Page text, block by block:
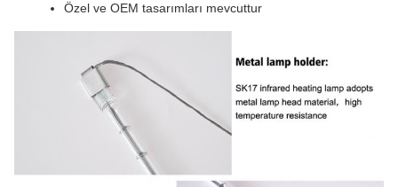
Özel ve OEM tasarımları mevcuttur